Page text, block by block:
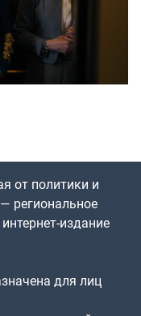
от политики и
региональное
издание
для лиц